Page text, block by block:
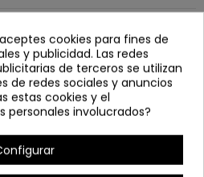
de color negro y
asiento: 45 cm
cookies para fines de
y publicidad. Las redes
de terceros se utilizan
de redes sociales y anuncios
estas cookies y el
involucrados?